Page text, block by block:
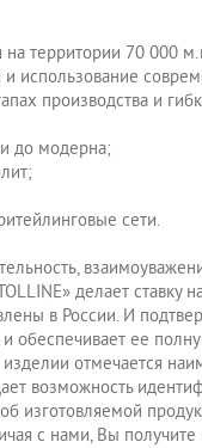
территории 70 000
производства и
до модерна;
сети.
делает
в России. И
обеспечивает ее
отмечается
возможность
с нами, Вы